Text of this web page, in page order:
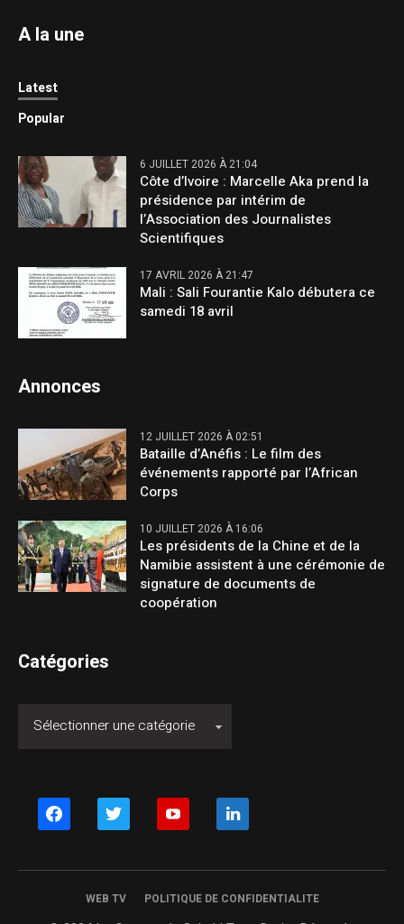
A la une
Latest
Popular
6 JUILLET 2026 À 21:04
Côte d’Ivoire : Marcelle Aka prend la
présidence par intérim de
l’Association des Journalistes
Scientifiques
17 AVRIL 2026 À 21:47
Mali : Sali Fourantie Kalo débutera ce
samedi 18 avril
Annonces
12 JUILLET 2026 À 02:51
Bataille d’Anéfis : Le film des
événements rapporté par l’African
Corps
10 JUILLET 2026 À 16:06
Les présidents de la Chine et de la
Namibie assistent à une cérémonie de
signature de documents de
coopération
Catégories
facebook twitter youtube linkedin
WEB TV POLITIQUE DE CONFIDENTIALITE